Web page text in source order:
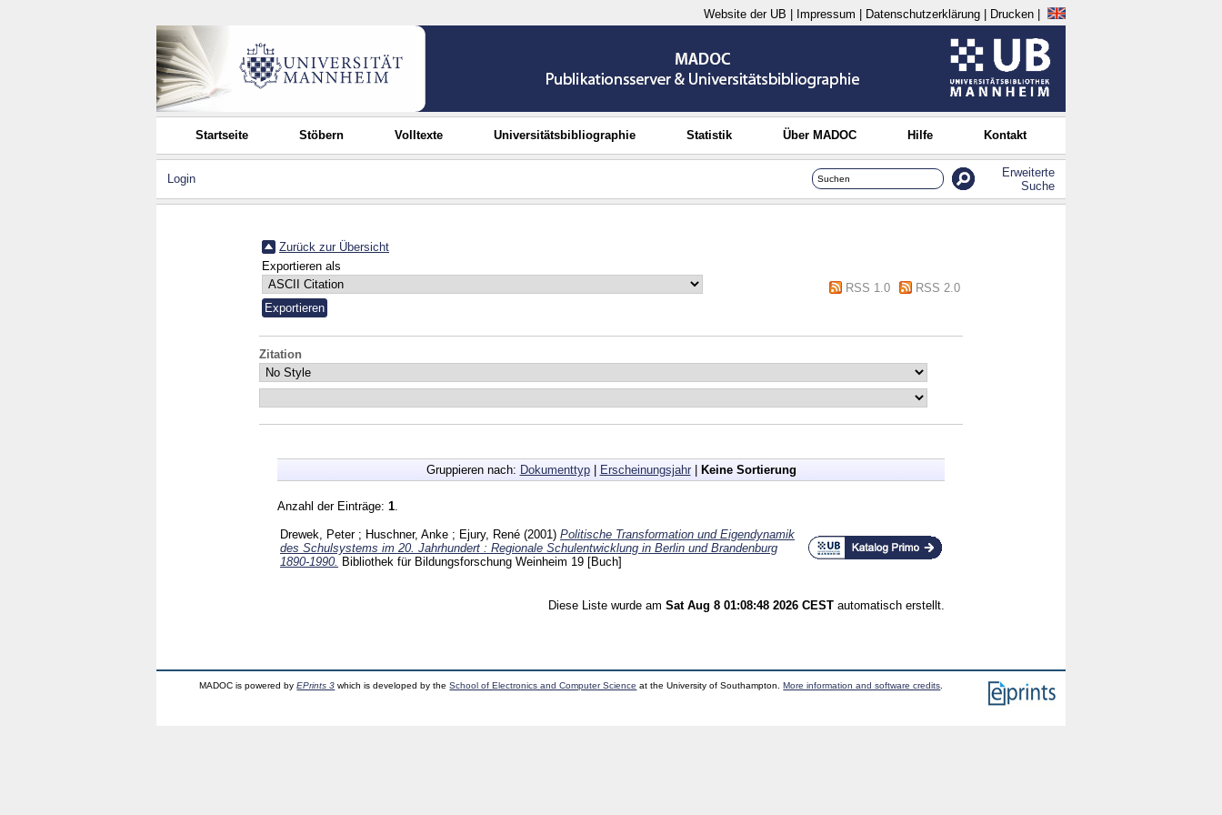
Website der UB Impressum Datenschutzerklärung Drucken
Startseite Stöbern Volltexte Universitätsbibliographie Statistik Über MADOC Hilfe Kontakt
Login
Erweiterte
Suche
Zurück zur Übersicht
Exportieren als
RSS 1.0
RSS 2.0
Zitation
Gruppieren nach: Dokumenttyp| Erscheinungsjahr| Keine Sortierung
Anzahl der Einträge: 1
Drewek, Peter; Huschner, Anke ; Ejury, René (2001) Politische Transformation und Eigendynamik
des Schulsystems im 20. Jahrhundert : Regionale Schulentwicklung in Berlin und Brandenburg
1890-1990.
Bibliothek für Bildungsforschung Weinheim 19 [Buch]
Diese Liste wurde am Sat Aug 8 01:08:48 2026 CEST automatisch erstellt.
MADOC is powered byEPrints 3 which is developed by theSchool of Electronics and Computer Science at the University of Southampton.More information and software credits